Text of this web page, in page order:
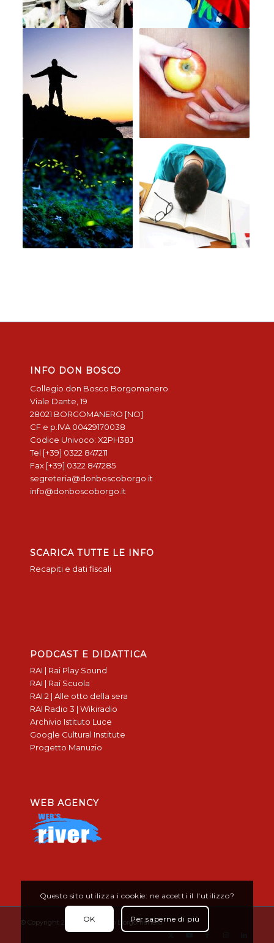
INFO DON BOSCO
Collegio don Bosco Borgomanero
Viale Dante, 19
28021 BORGOMANERO [NO]
CF e p.IVA 00429170038
Codice Univoco: X2PH38J
Tel [+39] 0322 847211
Fax [+39] 0322 847285
segreteria@donboscoborgo.it
info@donboscoborgo.it
SCARICA TUTTE LE INFO
Recapiti e dati fiscali
PODCAST E DIDATTICA
RAI | Rai Play Sound
RAI | Rai Scuola
RAI 2 | Alle otto della sera
RAI Radio 3 | Wikiradio
Archivio Istituto Luce
Google Cultural Institute
Progetto Manuzio
WEB AGENCY
© Copyright 2019 - Don Bosco Borgomanero
Questo sito utilizza i cookie: ne accetti il l'utilizzo?
OK Per saperne di più